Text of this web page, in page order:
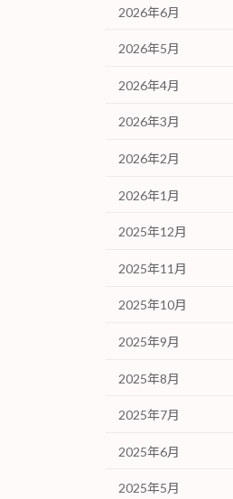
2026年6月
2026年5月
2026年4月
2026年3月
2026年2月
2026年1月
2025年12月
2025年11月
2025年10月
2025年9月
2025年8月
2025年7月
2025年6月
2025年5月